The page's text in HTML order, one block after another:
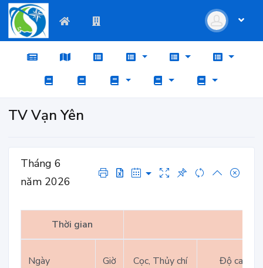
TV Vạn Yên
Tháng 6
năm 2026
Thời gian
Ngày Giờ Cọc, Thủy chí Độ cao